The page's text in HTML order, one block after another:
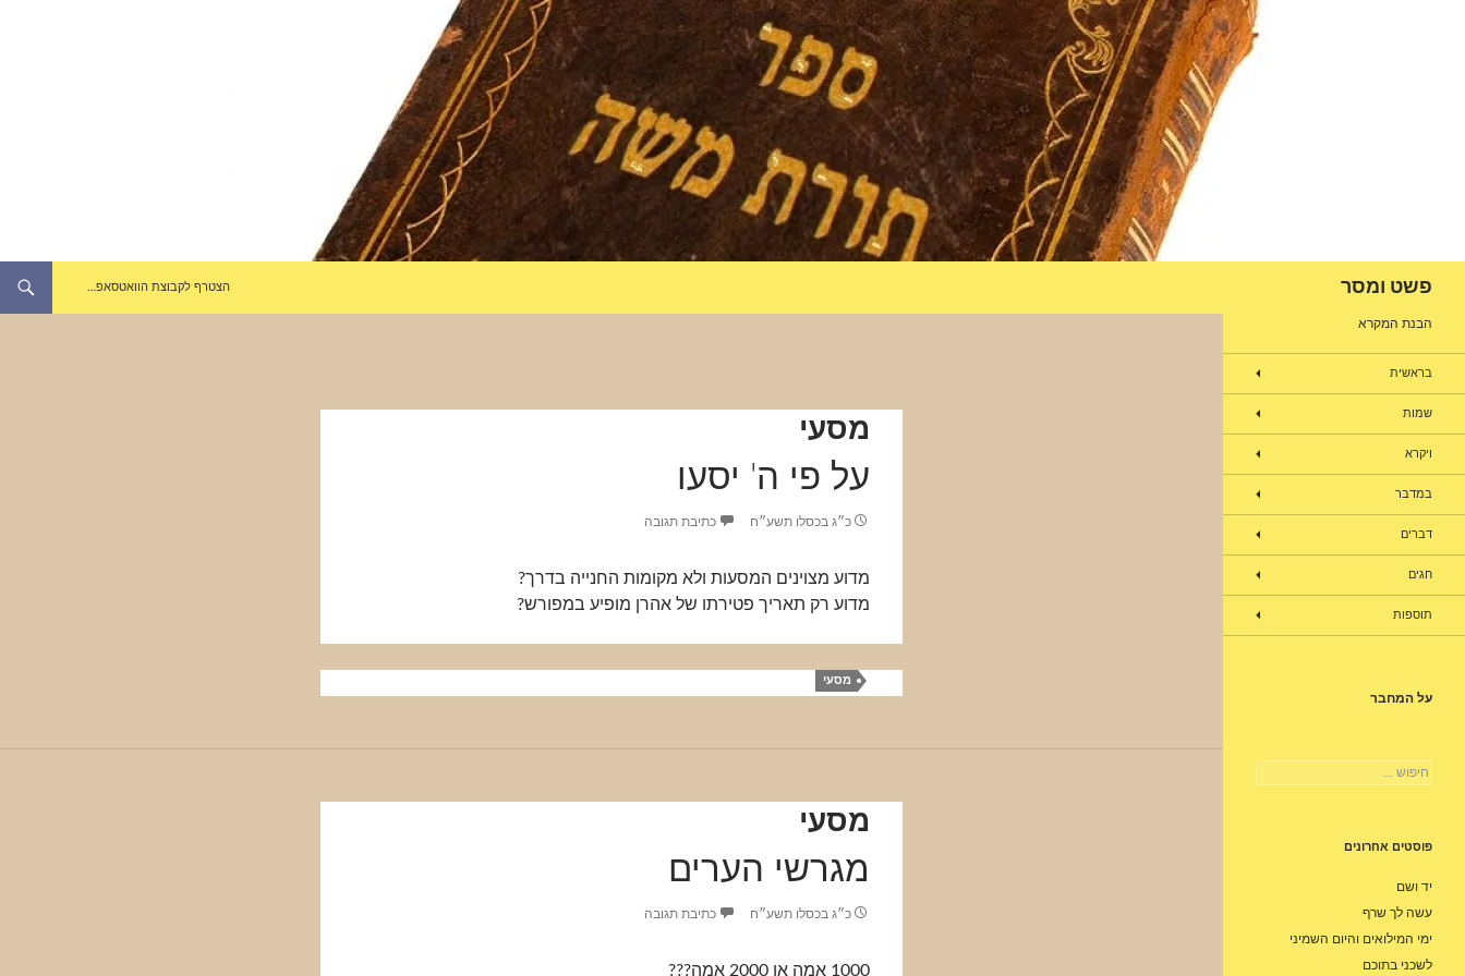
פשט ומסר הצטרף לקבוצת הוואטסאפ…
מסעי
על פי ה' יסעו
כ״ג בכסלו תשע״ח כתיבת תגובה
מדוע מצוינים המסעות ולא מקומות החנייה בדרך?
מדוע רק תאריך פטירתו של אהרן מופיע במפורש?
מסעי
מסעי
מגרשי הערים
כ״ג בכסלו תשע״ח כתיבת תגובה
1000 אמה או 2000 אמה???
הבנת המקרא
בראשית
שמות
ויקרא
במדבר
דברים
חגים
תוספות
על המחבר
חיפוש:
פוסטים אחרונים
יד ושם
עשה לך שרף
ימי המילואים והיום השמיני
לשכני בתוכם